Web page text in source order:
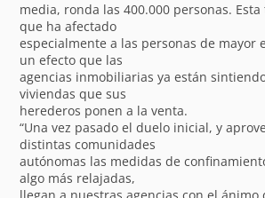
media, ronda las 400.000 personas.
que ha afectado
especialmente a las personas de mayor
un efecto que las
agencias inmobiliarias ya están
viviendas que sus
herederos ponen a la venta.
“Una vez pasado el duelo inicial, y
distintas comunidades
autónomas las medidas de
algo más relajadas,